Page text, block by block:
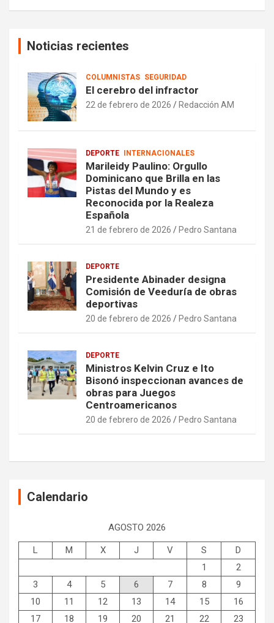
Noticias recientes
COLUMNISTAS SEGURIDAD
El cerebro del infractor
22 de febrero de 2026 Redacción AM
DEPORTE INTERNACIONALES
Marileidy Paulino: Orgullo
Dominicano que Brilla en las
Pistas del Mundo y es
Reconocida por la Realeza
Española
21 de febrero de 2026 Pedro Santana
DEPORTE
Presidente Abinader designa
Comisión de Veeduría de obras
deportivas
20 de febrero de 2026 Pedro Santana
DEPORTE
Ministros Kelvin Cruz e Ito
Bisonó inspeccionan avances de
obras para Juegos
Centroamericanos
20 de febrero de 2026 Pedro Santana
Calendario
AGOSTO 2026
L M X J V S
D
1
2
3
4 5 6 7 8
9
10
11 12 13 14 15
16
17
18 19 20 21 22
23